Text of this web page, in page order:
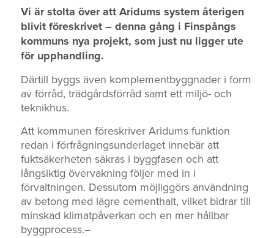
Vi är stolta över att Aridums system återigen
blivit föreskrivet – denna gång i Finspångs
kommuns nya projekt, som just nu ligger ute
för upphandling.
Därtill byggs även komplementbyggnader i form
av förråd, trädgårdsförråd samt ett miljö- och
teknikhus.
Att kommunen föreskriver Aridums funktion
redan i förfrågningsunderlaget innebär att
fuktsäkerheten säkras i byggfasen och att
långsiktig övervakning följer med in i
förvaltningen. Dessutom möjliggörs användning
av betong med lägre cementhalt, vilket bidrar till
minskad klimatpåverkan och en mer hållbar
byggprocess.–